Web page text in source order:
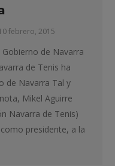
febrero, 2015
de Navarra
de Tenis ha
de Navarra Tal y
Mikel Aguirre
Navarra de Tenis)
presidente, a la